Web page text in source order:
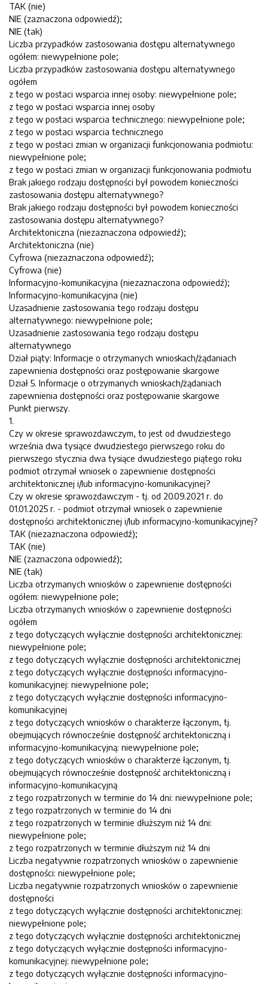
TAK (nie)
NIE (zaznaczona odpowiedź);
NIE (tak)
Liczba przypadków zastosowania dostępu alternatywnego
ogółem: niewypełnione pole;
Liczba przypadków zastosowania dostępu alternatywnego
ogółem
z tego w postaci wsparcia innej osoby: niewypełnione pole;
z tego w postaci wsparcia innej osoby
z tego w postaci wsparcia technicznego: niewypełnione pole;
z tego w postaci wsparcia technicznego
z tego w postaci zmian w organizacji funkcjonowania podmiotu:
niewypełnione pole;
z tego w postaci zmian w organizacji funkcjonowania podmiotu
Brak jakiego rodzaju dostępności był powodem konieczności
zastosowania dostępu alternatywnego?
Brak jakiego rodzaju dostępności był powodem konieczności
zastosowania dostępu alternatywnego?
Architektoniczna (niezaznaczona odpowiedź);
Architektoniczna (nie)
Cyfrowa (niezaznaczona odpowiedź);
Cyfrowa (nie)
Informacyjno-komunikacyjna (niezaznaczona odpowiedź);
Informacyjno-komunikacyjna (nie)
Uzasadnienie zastosowania tego rodzaju dostępu
alternatywnego: niewypełnione pole;
Uzasadnienie zastosowania tego rodzaju dostępu
alternatywnego
Dział piąty: Informacje o otrzymanych wnioskach/żądaniach
zapewnienia dostępności oraz postępowanie skargowe
Dział 5. Informacje o otrzymanych wnioskach/żądaniach
zapewnienia dostępności oraz postępowanie skargowe
Punkt pierwszy.
1.
Czy w okresie sprawozdawczym, to jest od dwudziestego
września dwa tysiące dwudziestego pierwszego roku do
pierwszego stycznia dwa tysiące dwudziestego piątego roku
podmiot otrzymał wniosek o zapewnienie dostępności
architektonicznej i/lub informacyjno-komunikacyjnej?
Czy w okresie sprawozdawczym - tj. od 20.09.2021 r. do
01.01.2025 r. - podmiot otrzymał wniosek o zapewnienie
dostępności architektonicznej i/lub informacyjno-komunikacyjnej?
TAK (niezaznaczona odpowiedź);
TAK (nie)
NIE (zaznaczona odpowiedź);
NIE (tak)
Liczba otrzymanych wniosków o zapewnienie dostępności
ogółem: niewypełnione pole;
Liczba otrzymanych wniosków o zapewnienie dostępności
ogółem
z tego dotyczących wyłącznie dostępności architektonicznej:
niewypełnione pole;
z tego dotyczących wyłącznie dostępności architektonicznej
z tego dotyczących wyłącznie dostępności informacyjno-
komunikacyjnej: niewypełnione pole;
z tego dotyczących wyłącznie dostępności informacyjno-
komunikacyjnej
z tego dotyczących wniosków o charakterze łączonym, tj.
obejmujących równocześnie dostępność architektoniczną i
informacyjno-komunikacyjną: niewypełnione pole;
z tego dotyczących wniosków o charakterze łączonym, tj.
obejmujących równocześnie dostępność architektoniczną i
informacyjno-komunikacyjną
z tego rozpatrzonych w terminie do 14 dni: niewypełnione pole;
z tego rozpatrzonych w terminie do 14 dni
z tego rozpatrzonych w terminie dłuższym niż 14 dni:
niewypełnione pole;
z tego rozpatrzonych w terminie dłuższym niż 14 dni
Liczba negatywnie rozpatrzonych wniosków o zapewnienie
dostępności: niewypełnione pole;
Liczba negatywnie rozpatrzonych wniosków o zapewnienie
dostępności
z tego dotyczących wyłącznie dostępności architektonicznej:
niewypełnione pole;
z tego dotyczących wyłącznie dostępności architektonicznej
z tego dotyczących wyłącznie dostępności informacyjno-
komunikacyjnej: niewypełnione pole;
z tego dotyczących wyłącznie dostępności informacyjno-